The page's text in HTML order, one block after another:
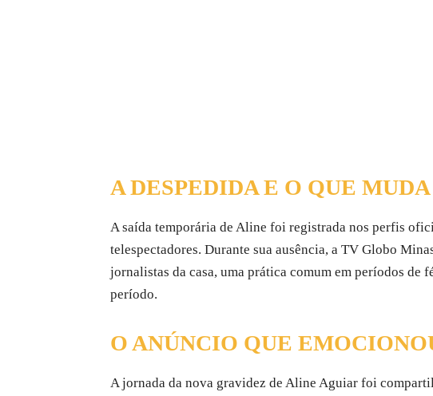
A DESPEDIDA E O QUE
A saída temporária de Aline foi registrada nos perfis
telespectadores. Durante sua ausência, a TV Globo
jornalistas da casa, uma prática comum em períodos de
período.
O ANÚNCIO QUE
A jornada da nova gravidez de Aline Aguiar foi